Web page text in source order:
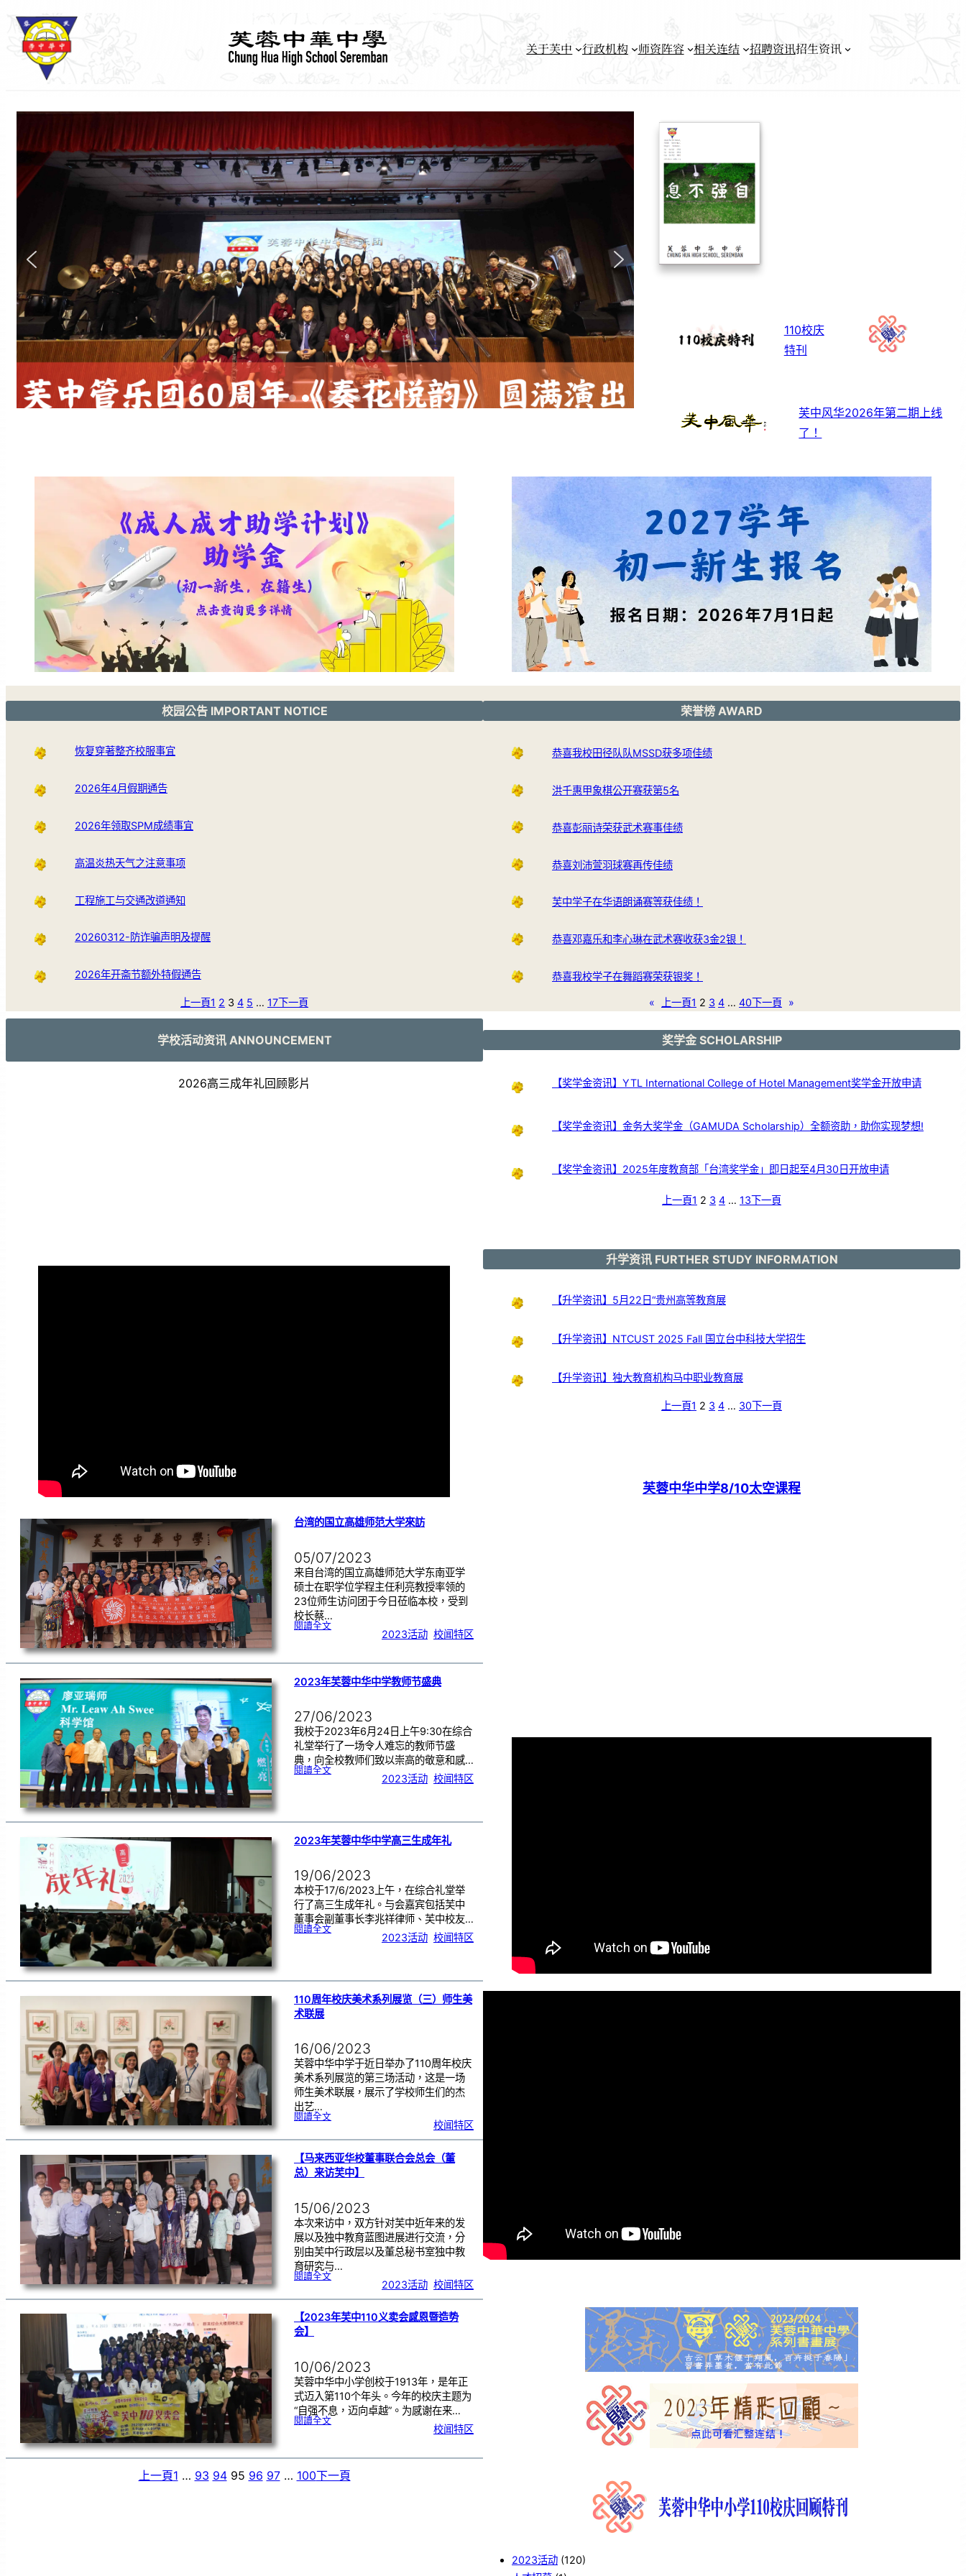
关于芙中 行政机构 师资阵容 相关连结 招聘资讯招生资讯
110校庆
特刊
芙中风华2026年第二期上线
了！
校园公告 IMPORTANT NOTICE
恢复穿著整齐校服事宜
2026年4月假期通告
2026年领取SPM成绩事宜
高温炎热天气之注意事项
工程施工与交通改道通知
20260312-防诈骗声明及提醒
2026年开斋节额外特假通告
上一頁1 2 3 4 5 … 17下一頁
荣誉榜 AWARD
恭喜我校田径队队MSSD获多项佳绩
洪千惠甲象棋公开赛获第5名
恭喜彭丽诗荣获武术赛事佳绩
恭喜刘沛萱羽球赛再传佳绩
芙中学子在华语朗诵赛等获佳绩！
恭喜邓嘉乐和李心琳在武术赛收获3金2银！
恭喜我校学子在舞蹈赛荣获银奖！
« 上一頁1 2 3 4 … 40下一頁 »
学校活动资讯 ANNOUNCEMENT
2026高三成年礼回顾影片
台湾的国立高雄师范大学來訪
05/07/2023
来自台湾的国立高雄师范大学东南亚学
硕士在职学位学程主任利亮教授率领的
23位师生访问团于今日莅临本校，受到
校长蔡…
閱讀全文:台
师
大
学
來
訪
2023活动 校闻特区
2023年芙蓉中华中学教师节盛典
27/06/2023
我校于2023年6月24日上午9:30在综合
礼堂举行了一场令人难忘的教师节盛
典，向全校教师们致以崇高的敬意和感…
閱讀全文:2
中
学
师
节
盛
2023活动 校闻特区
2023年芙蓉中华中学高三生成年礼
19/06/2023
本校于17/6/2023上午，在综合礼堂举
行了高三生成年礼。与会嘉宾包括芙中
董事会副董事长李兆祥律师、芙中校友…
閱讀全文:2
中
学
三
生
成
2023活动 校闻特区
110周年校庆美术系列展览（三）师生美
术联展
16/06/2023
芙蓉中华中学于近日举办了110周年校庆
美术系列展览的第三场活动，这是一场
师生美术联展，展示了学校师生们的杰
出艺…
閱讀全文:1
年
庆
美
术
系
列
展
览
师
生
美
术
联
展
校闻特区
【马来西亚华校董事联合会总会（董
总）来访芙中】
15/06/2023
本次来访中，双方针对芙中近年来的发
展以及独中教育蓝图进展进行交流，分
别由芙中行政层以及董总秘书室独中教
育研究与…
閱讀全文:【
亚
校
董
事
联
总
）
来
访
芙
中
】
2023活动 校闻特区
【2023年芙中110义卖会感恩暨造势
会】
10/06/2023
芙蓉中华中小学创校于1913年，是年正
式迈入第110个年头。今年的校庆主题为
“自强不息，迈向卓越”。为感谢在来…
閱讀全文:【
中
0
义
校闻特区
上一頁1 … 93 94 95 96 97 … 100下一頁
奖学金 SCHOLARSHIP
【奖学金资讯】YTL International College of Hotel Management奖学金开放申请
【奖学金资讯】金务大奖学金（GAMUDA Scholarship）全额资助，助你实现梦想!
【奖学金资讯】2025年度教育部「台湾奖学金」即日起至4月30日开放申请
上一頁1 2 3 4 … 13下一頁
升学资讯 FURTHER STUDY INFORMATION
【升学资讯】5月22日“贵州高等教育展
【升学资讯】NTCUST 2025 Fall 国立台中科技大学招生
【升学资讯】独大教育机构马中职业教育展
上一頁1 2 3 4 … 30下一頁
芙蓉中华中学8/10太空课程
2023活动 (120)